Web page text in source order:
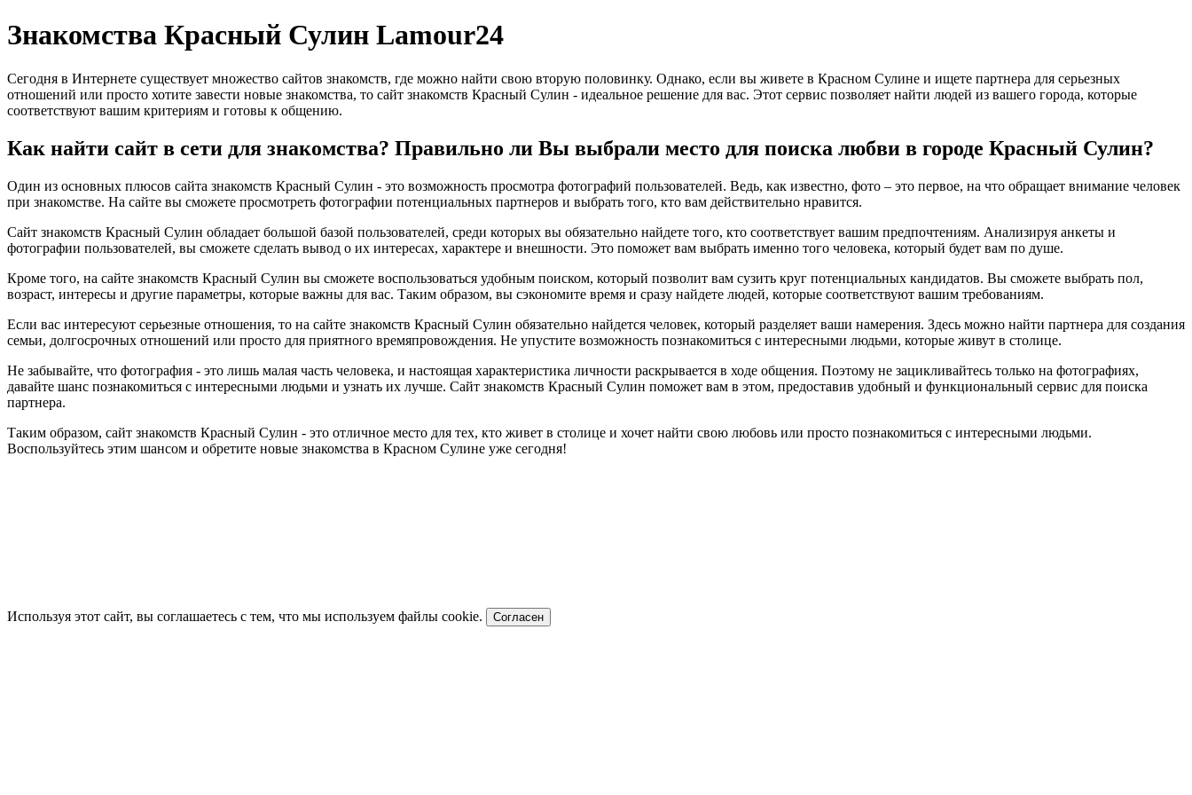
Знакомства Красный Сулин Lamour24
Сегодня в Интернете существует множество сайтов знакомств, где можно найти свою вторую половинку. Однако, если вы живете в Красном Сулине и ищете партнера для серьезных
отношений или просто хотите завести новые знакомства, то сайт знакомств Красный Сулин - идеальное решение для вас. Этот сервис позволяет найти людей из вашего города, которые
соответствуют вашим критериям и готовы к общению.
Как найти сайт в сети для знакомства? Правильно ли Вы выбрали место для поиска любви в городе Красный Сулин?
Один из основных плюсов сайта знакомств Красный Сулин - это возможность просмотра фотографий пользователей. Ведь, как известно, фото – это первое, на что обращает внимание человек
при знакомстве. На сайте вы сможете просмотреть фотографии потенциальных партнеров и выбрать того, кто вам действительно нравится.
Сайт знакомств Красный Сулин обладает большой базой пользователей, среди которых вы обязательно найдете того, кто соответствует вашим предпочтениям. Анализируя анкеты и
фотографии пользователей, вы сможете сделать вывод о их интересах, характере и внешности. Это поможет вам выбрать именно того человека, который будет вам по душе.
Кроме того, на сайте знакомств Красный Сулин вы сможете воспользоваться удобным поиском, который позволит вам сузить круг потенциальных кандидатов. Вы сможете выбрать пол,
возраст, интересы и другие параметры, которые важны для вас. Таким образом, вы сэкономите время и сразу найдете людей, которые соответствуют вашим требованиям.
Если вас интересуют серьезные отношения, то на сайте знакомств Красный Сулин обязательно найдется человек, который разделяет ваши намерения. Здесь можно найти партнера для создания
семьи, долгосрочных отношений или просто для приятного времяпровождения. Не упустите возможность познакомиться с интересными людьми, которые живут в столице.
Не забывайте, что фотография - это лишь малая часть человека, и настоящая характеристика личности раскрывается в ходе общения. Поэтому не зацикливайтесь только на фотографиях,
давайте шанс познакомиться с интересными людьми и узнать их лучше. Сайт знакомств Красный Сулин поможет вам в этом, предоставив удобный и функциональный сервис для поиска
партнера.
Таким образом, сайт знакомств Красный Сулин - это отличное место для тех, кто живет в столице и хочет найти свою любовь или просто познакомиться с интересными людьми.
Воспользуйтесь этим шансом и обретите новые знакомства в Красном Сулине уже сегодня!
Используя этот сайт, вы соглашаетесь с тем, что мы используем файлы cookie. Согласен